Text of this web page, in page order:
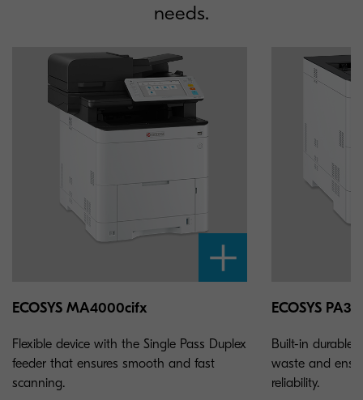
needs.
ECOSYS MA4000cifx
Flexible device with the Single Pass Duplex
feeder that ensures smooth and fast
scanning.
ECOSYS
Built-in durable
waste and
reliability.